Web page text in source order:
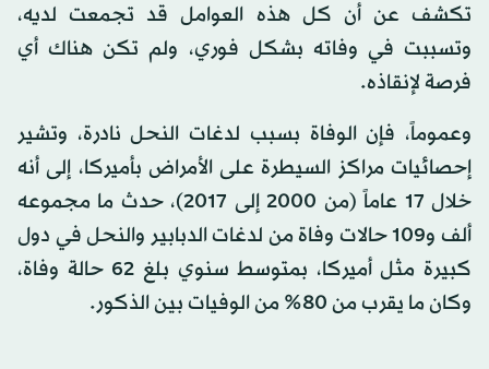
تكشف عن أن كل هذه العوامل قد تجمعت لديه،
وتسببت في وفاته بشكل فوري، ولم تكن هناك أي
فرصة لإنقاذه.
وعموماً، فإن الوفاة بسبب لدغات النحل نادرة، وتشير
إحصائيات مراكز السيطرة على الأمراض بأميركا، إلى أنه
خلال 17 عاماً (من 2000 إلى 2017)، حدث ما مجموعه
ألف و109 حالات وفاة من لدغات الدبابير والنحل في دول
كبيرة مثل أميركا، بمتوسط سنوي بلغ 62 حالة وفاة،
وكان ما يقرب من 80% من الوفيات بين الذكور.